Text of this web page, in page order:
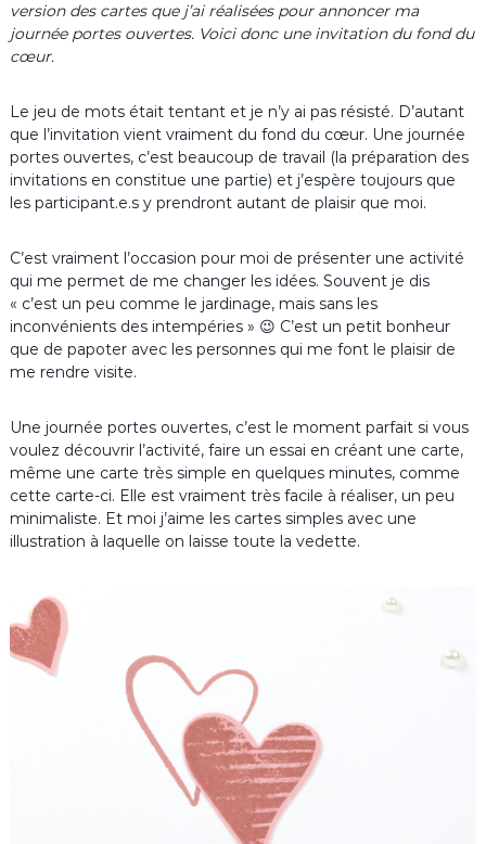
version des cartes que j’ai réalisées pour annoncer ma
journée portes ouvertes. Voici donc une invitation du fond du
cœur.
Le jeu de mots était tentant et je n’y ai pas résisté. D’autant
que l’invitation vient vraiment du fond du cœur. Une journée
portes ouvertes, c’est beaucoup de travail (la préparation des
invitations en constitue une partie) et j’espère toujours que
les participant.e.s y prendront autant de plaisir que moi.
C’est vraiment l’occasion pour moi de présenter une activité
qui me permet de me changer les idées. Souvent je dis
« c’est un peu comme le jardinage, mais sans les
inconvénients des intempéries » 😉 C’est un petit bonheur
que de papoter avec les personnes qui me font le plaisir de
me rendre visite.
Une journée portes ouvertes, c’est le moment parfait si vous
voulez découvrir l’activité, faire un essai en créant une carte,
même une carte très simple en quelques minutes, comme
cette carte-ci. Elle est vraiment très facile à réaliser, un peu
minimaliste. Et moi j’aime les cartes simples avec une
illustration à laquelle on laisse toute la vedette.